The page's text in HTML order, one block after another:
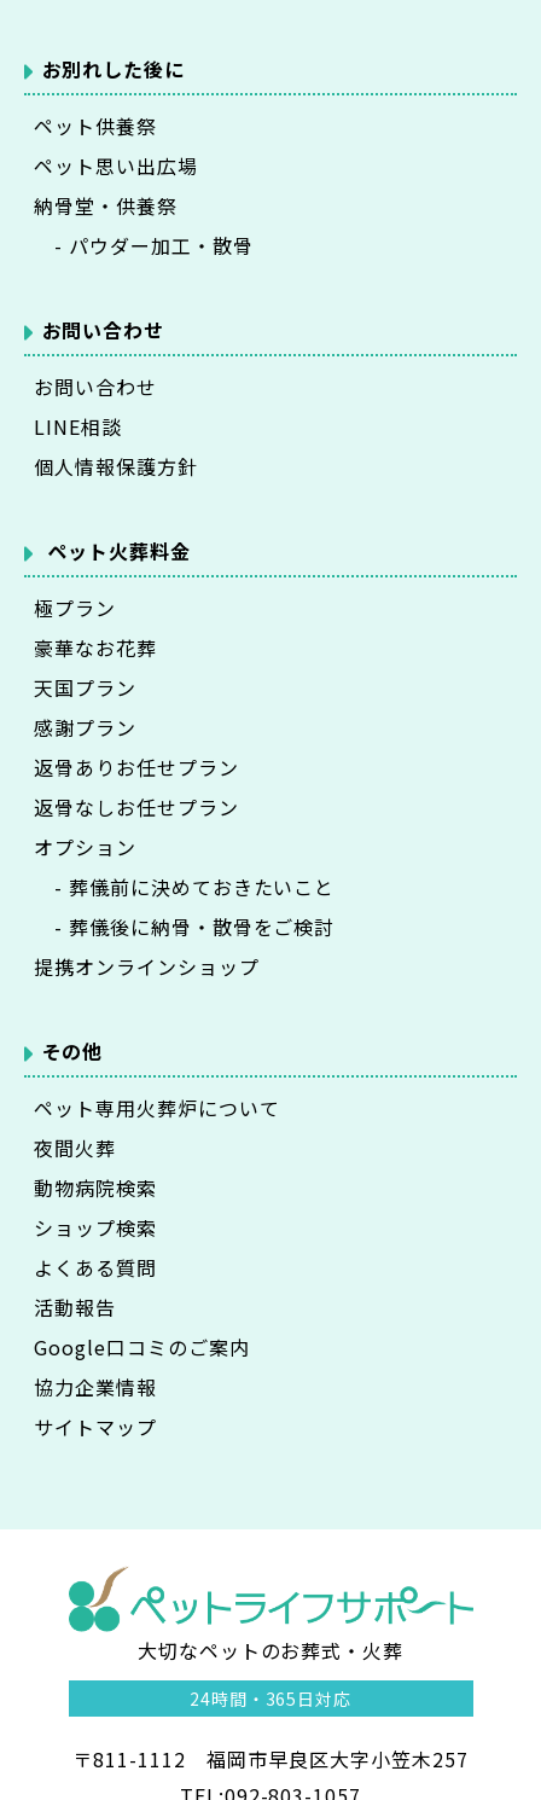
お別れした後に
ペット供養祭
ペット思い出広場
納骨堂・供養祭
- パウダー加工・散骨
お問い合わせ
お問い合わせ
LINE相談
個人情報保護方針
ペット火葬料金
極プラン
豪華なお花葬
天国プラン
感謝プラン
返骨ありお任せプラン
返骨なしお任せプラン
オプション
- 葬儀前に決めておきたいこと
- 葬儀後に納骨・散骨をご検討
提携オンラインショップ
その他
ペット専用火葬炉について
夜間火葬
動物病院検索
ショップ検索
よくある質問
活動報告
Google口コミのご案内
協力企業情報
サイトマップ
ッ
ト
大切なペットのお葬式・火葬
24時間・ 365日対応
〒811-1112 福岡市早良区大字小笠木257